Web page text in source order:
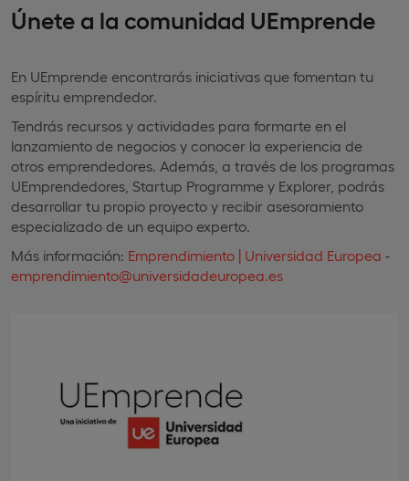
Únete a la comunidad UEmprende
En UEmprende encontrarás iniciativas que fomentan tu
espíritu emprendedor.
Tendrás recursos y actividades para formarte en el
lanzamiento de negocios y conocer la experiencia de
otros emprendedores. Además, a través de los programas
UEmprendedores, Startup Programme y Explorer, podrás
desarrollar tu propio proyecto y recibir asesoramiento
especializado de un equipo experto.
Más información: Emprendimiento | Universidad Europea -
emprendimiento@universidadeuropea.es